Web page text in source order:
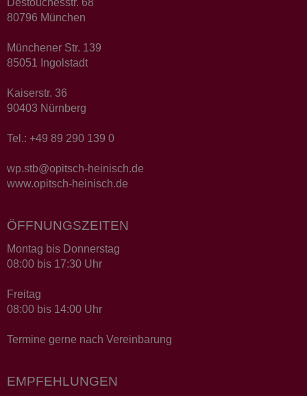
Destouchesstr. 68
80796 München
Münchener Str. 139
85051 Ingolstadt
Kaiserstr. 36
90403 Nürnberg
Tel.: +49 89 290 139 0
wp.stb@opitsch-heinisch.de
www.opitsch-heinisch.de
ÖFFNUNGSZEITEN
Montag bis Donnerstag
08:00 bis 17:30 Uhr
Freitag
08:00 bis 14:00 Uhr
Termine gerne nach Vereinbarung
EMPFEHLUNGEN